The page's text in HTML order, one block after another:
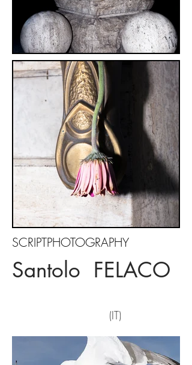
SCRIPTPHOTOGRAPHY
Santolo FELACO
(IT)